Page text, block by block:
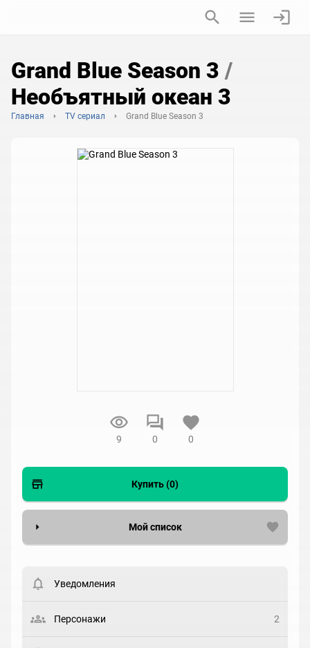
Grand Blue Season 3 /
Необъятный океан 3
Главная TV сериал Grand Blue Season 3
9 0 0
Купить (0)
Мой список
Статус
Уведомления
Персонажи 2